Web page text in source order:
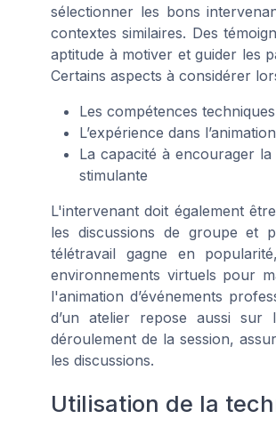
sélectionner les bons
contextes similaires. Des
aptitude à motiver et guider les
Certains aspects à considérer
Les compétences
L’expérience dans
La capacité à encourager
stimulante
L'intervenant doit également
les discussions de groupe et
télétravail gagne en
environnements virtuels pour
l'animation d’événements
d’un atelier repose aussi sur
déroulement de la session,
les discussions.
Utilisation de la